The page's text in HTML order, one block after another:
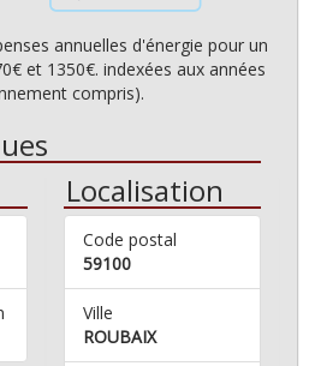
annuelles d'énergie pour un
et 1350€. indexées aux années
compris).
Localisation
Code postal
59100
Ville
ROUBAIX